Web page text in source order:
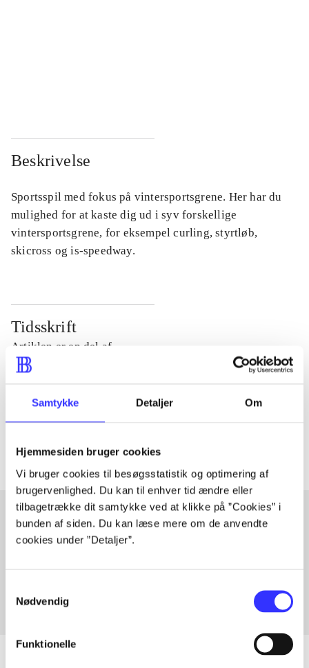
Samtykke Detaljer Om
Hjemmesiden bruger cookies
Vi bruger cookies til besøgsstatistik og optimering af
brugervenlighed. Du kan til enhver tid ændre eller
tilbagetrække dit samtykke ved at klikke på ”Cookies” i
bunden af siden. Du kan læse mere om de anvendte
cookies under ”Detaljer”.
Nødvendig
Funktionelle
Beskrivelse
Sportsspil med fokus på vintersportsgrene. Her har du
mulighed for at kaste dig ud i syv forskellige
vintersportsgrene, for eksempel curling, styrtløb,
skicross og is-speedway.
Tidsskrift
Artiklen er en del af
Tidsskrift
Artiklerne i handler ofte om
Artikler med samme emner